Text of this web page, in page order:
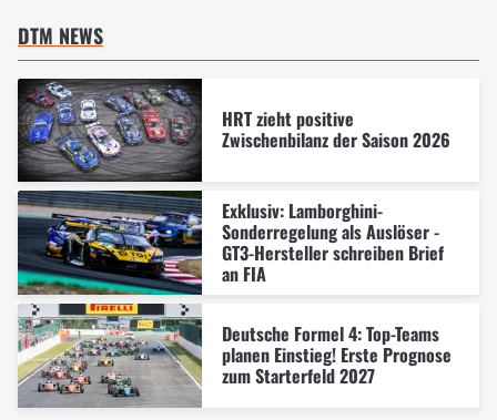
DTM NEWS
HRT zieht positive
Zwischenbilanz der Saison 2026
Exklusiv: Lamborghini-
Sonderregelung als Auslöser -
GT3-Hersteller schreiben Brief
an FIA
Deutsche Formel 4: Top-Teams
planen Einstieg! Erste Prognose
zum Starterfeld 2027